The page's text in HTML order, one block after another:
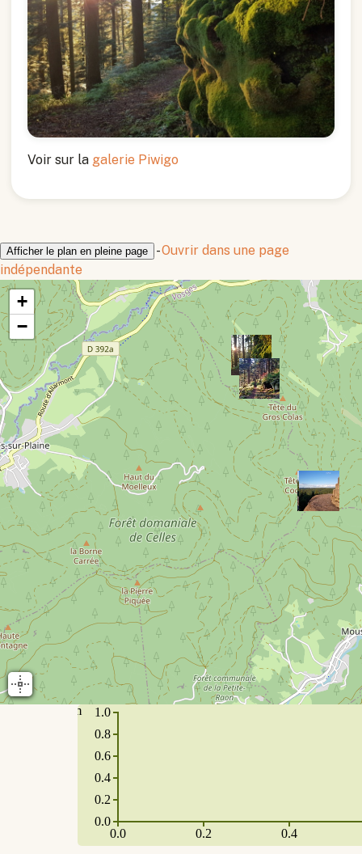
Voir sur la galerie Piwigo
Afficher le plan en pleine page -Ouvrir dans une page
indépendante